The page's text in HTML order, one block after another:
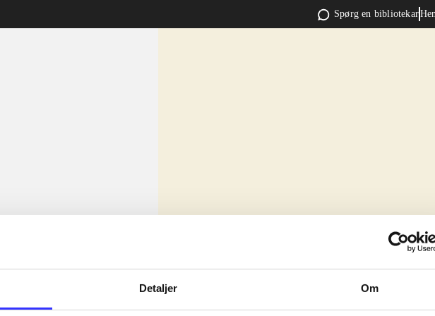
Detaljer Om
Spørg en bibliotekar
sit amet ...
sit amet ...